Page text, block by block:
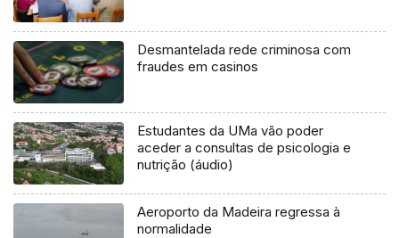
Desmantelada rede criminosa com
fraudes em casinos
Estudantes da UMa vão poder
aceder a consultas de psicologia e
nutrição (áudio)
Aeroporto da Madeira regressa à
normalidade